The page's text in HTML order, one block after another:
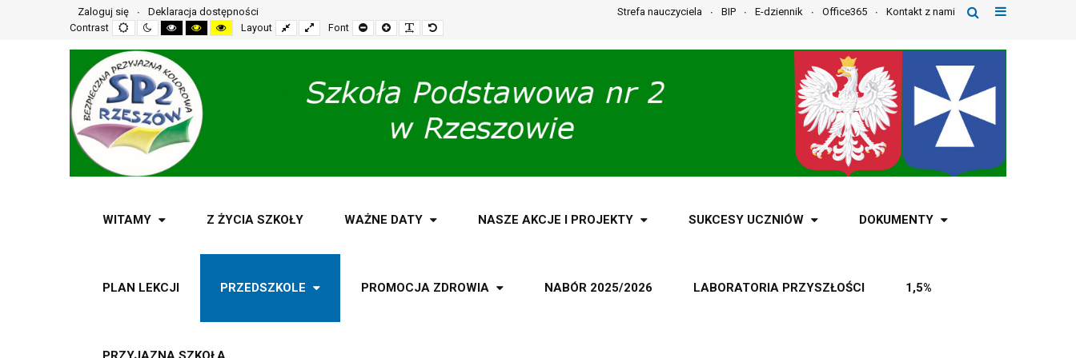
Zaloguj się
Deklaracja dostępności
Contrast
Default
mode
Night
mode
High
contrast
mode
High
contrast
High
contrast
Layout
Fixed
layout
Wide
layout
Font
Set
smaller
Set
larger
Make
font
Set
default
Strefa nauczyciela BIP E-dziennik Office365 Kontakt z nami
WITAMY Z ŻYCIA SZKOŁY WAŻNE DATY NASZE AKCJE I PROJEKTY SUKCESY UCZNIÓW DOKUMENTY
PLAN LEKCJI PRZEDSZKOLE PROMOCJA ZDROWIA NABÓR 2025/2026 LABORATORIA PRZYSZŁOŚCI 1,5%